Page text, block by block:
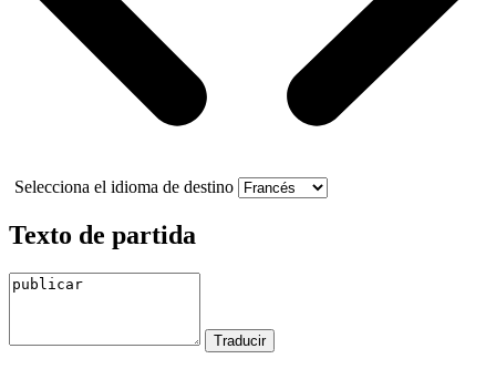
Selecciona el idioma de destino
Texto de partida